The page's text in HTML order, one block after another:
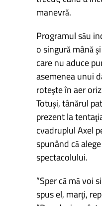
manevră.
Programul său
o singură mână
care nu aduce
asemenea unui
roteşte în aer
Totuşi, tânărul
prezent la
cvadruplul Axel
spunând că
spectacolului.
”Sper că mă voi
spus el, marţi,